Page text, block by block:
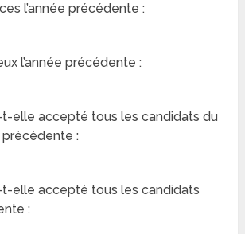
l’année précédente :
l’année précédente :
elle accepté tous les candidats du
précédente :
elle accepté tous les candidats
: